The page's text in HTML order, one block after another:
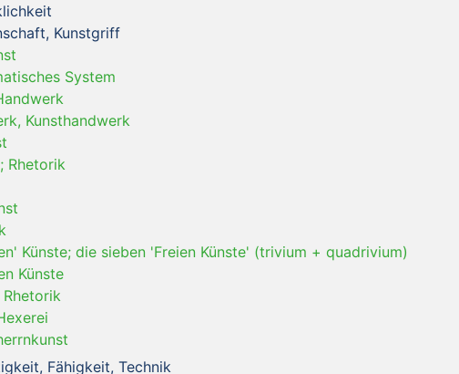
Kunstgriff
System
Kunsthandwerk
Rhetorik
Künste; die sieben 'Freien Künste' (trivium + quadrivium)
Künste
Rhetorik
Fähigkeit, Technik